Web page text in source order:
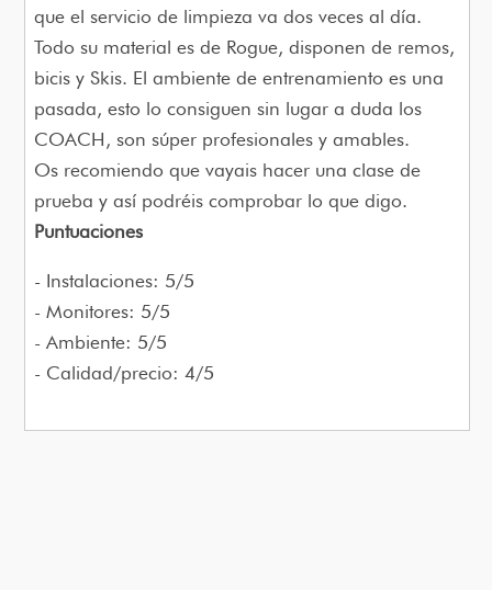
que el servicio de limpieza va dos veces al día.
Todo su material es de Rogue, disponen de remos,
bicis y Skis. El ambiente de entrenamiento es una
pasada, esto lo consiguen sin lugar a duda los
COACH, son súper profesionales y amables.
Os recomiendo que vayais hacer una clase de
prueba y así podréis comprobar lo que digo.
Puntuaciones
Instalaciones: 5/5
Monitores: 5/5
Ambiente: 5/5
Calidad/precio: 4/5